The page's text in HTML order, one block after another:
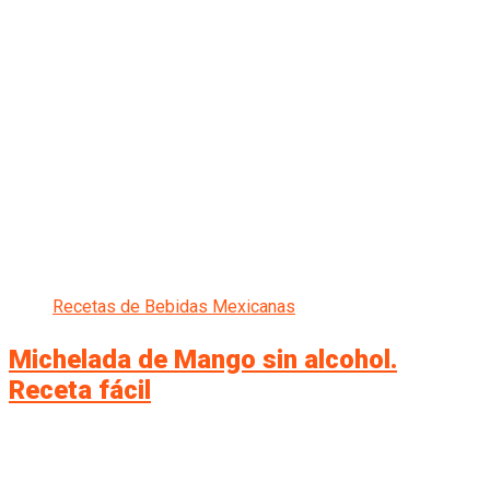
Recetas de Bebidas Mexicanas
Michelada de Mango sin alcohol.
Receta fácil